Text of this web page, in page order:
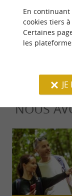
Source :
NOUS
En
cookies tiers
Certaines
les